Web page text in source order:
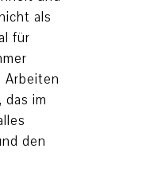
als
für
Arbeiten
, das im
den